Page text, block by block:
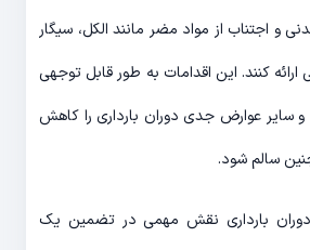
و اجتناب از مواد مضر مانند الکل، سیگار
ارائه کنند. این اقدامات به طور قابل توجهی
سایر عوارض جدی دوران بارداری را کاهش
سالم شود.
دوران بارداری نقش مهمی در تضمین یک